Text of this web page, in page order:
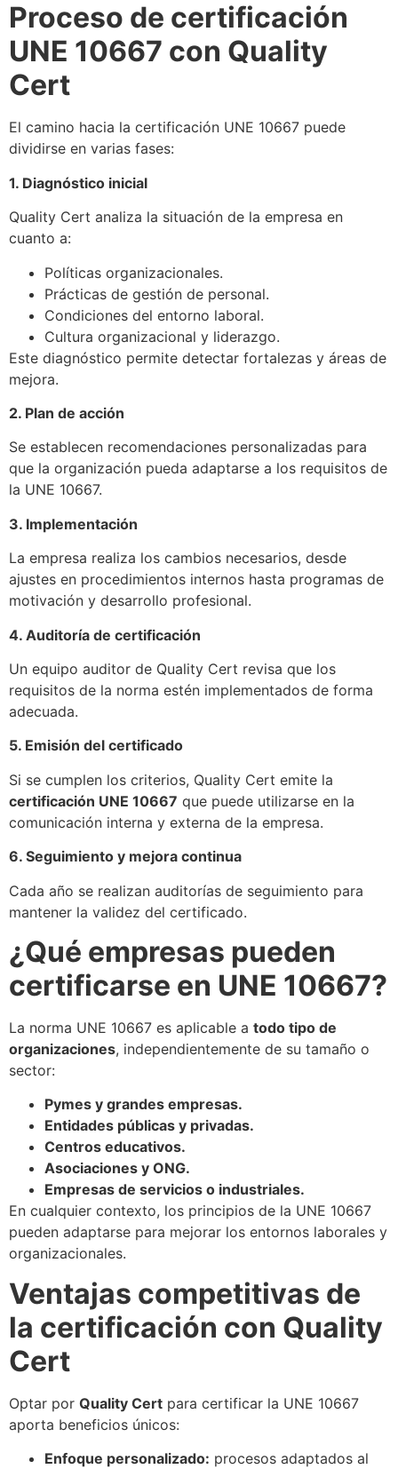
Proceso de certificación
UNE 10667 con Quality
Cert
El camino hacia la certificación UNE 10667 puede
dividirse en varias fases:
1. Diagnóstico inicial
Quality Cert analiza la situación de la empresa en
cuanto a:
Políticas organizacionales.
Prácticas de gestión de personal.
Condiciones del entorno laboral.
Cultura organizacional y liderazgo.
Este diagnóstico permite detectar fortalezas y áreas de
mejora.
2. Plan de acción
Se establecen recomendaciones personalizadas para
que la organización pueda adaptarse a los requisitos de
la UNE 10667.
3. Implementación
La empresa realiza los cambios necesarios, desde
ajustes en procedimientos internos hasta programas de
motivación y desarrollo profesional.
4. Auditoría de certificación
Un equipo auditor de Quality Cert revisa que los
requisitos de la norma estén implementados de forma
adecuada.
5. Emisión del certificado
Si se cumplen los criterios, Quality Cert emite la
certificación UNE 10667 que puede utilizarse en la
comunicación interna y externa de la empresa.
6. Seguimiento y mejora continua
Cada año se realizan auditorías de seguimiento para
mantener la validez del certificado.
¿Qué empresas pueden
certificarse en UNE 10667?
La norma UNE 10667 es aplicable a todo tipo de
organizaciones, independientemente de su tamaño o
sector:
Pymes y grandes empresas.
Entidades públicas y privadas.
Centros educativos.
Asociaciones y ONG.
Empresas de servicios o industriales.
En cualquier contexto, los principios de la UNE 10667
pueden adaptarse para mejorar los entornos laborales y
organizacionales.
Ventajas competitivas de
la certificación con Quality
Cert
Optar por Quality Cert para certificar la UNE 10667
aporta beneficios únicos:
Enfoque personalizado: procesos adaptados al